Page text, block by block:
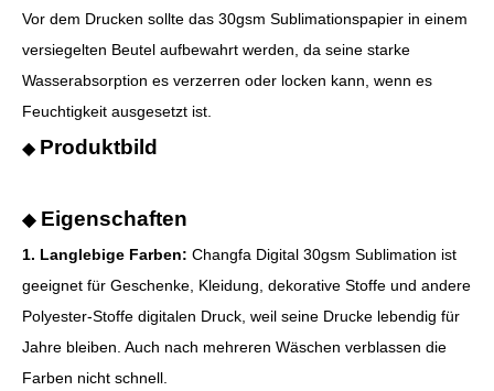
Vor dem Drucken sollte das 30gsm Sublimationspapier in einem
versiegelten Beutel aufbewahrt werden, da seine starke
Wasserabsorption es verzerren oder locken kann, wenn es
Feuchtigkeit ausgesetzt ist.
◆ Produktbild
◆Eigenschaften
1. Langlebige Farben: Changfa Digital 30gsm Sublimation ist
geeignet für Geschenke, Kleidung, dekorative Stoffe und andere
Polyester-Stoffe digitalen Druck, weil seine Drucke lebendig für
Jahre bleiben. Auch nach mehreren Wäschen verblassen die
Farben nicht schnell.